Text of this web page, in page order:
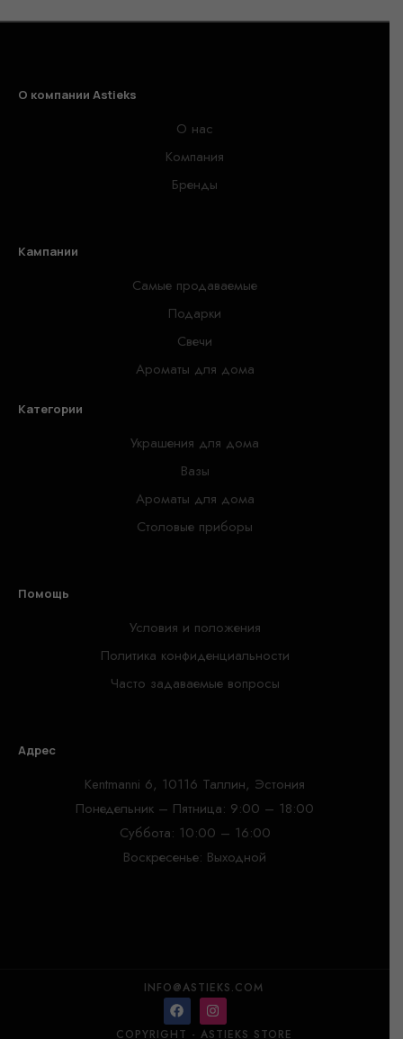
О компании Astieks
О нас
Компания
Бренды
Кампании
Самые продаваемые
Подарки
Свечи
Ароматы для дома
Категории
Украшения для дома
Вазы
Ароматы для дома
Столовые приборы
Помощь
Условия и положения
Политика конфиденциальности
Часто задаваемые вопросы
Адрес
Kentmanni 6, 10116 Таллин, Эстония
Понедельник – Пятница: 9:00 – 18:00
Суббота: 10:00 – 16:00
Воскресенье: Выходной
INFO@ASTIEKS.COM
COPYRIGHT - ASTIEKS STORE